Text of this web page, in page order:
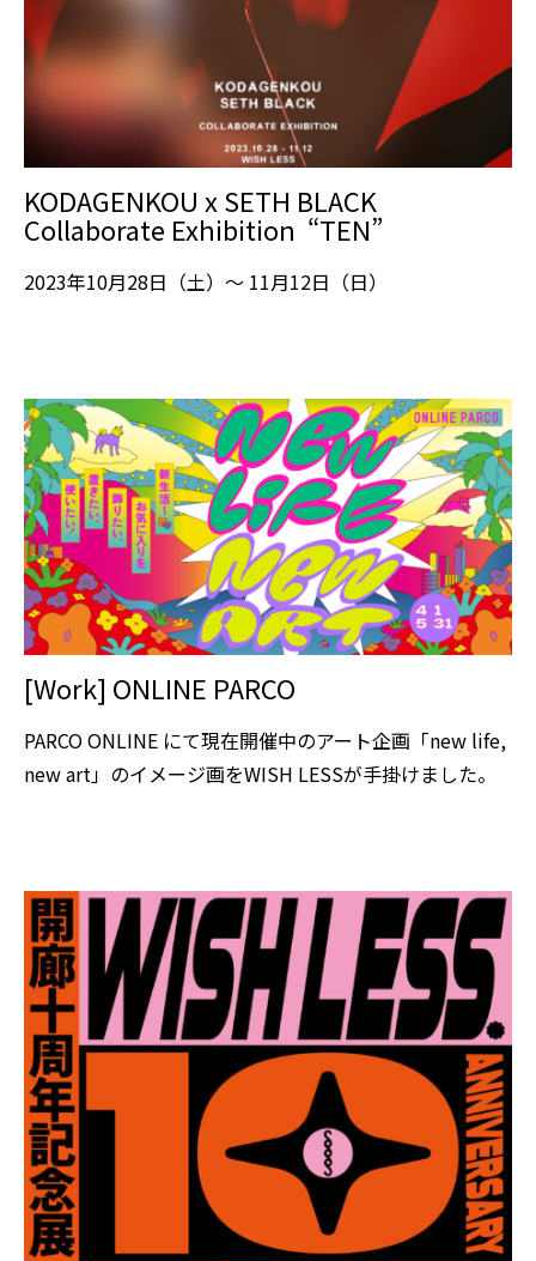
KODAGENKOU x SETH BLACK
Collaborate Exhibition “TEN”
2023年10月28日（土）～ 11月12日（日）
[Work] ONLINE PARCO
PARCO ONLINE にて現在開催中のアート企画「new life,
new art」のイメージ画をWISH LESSが手掛けました。